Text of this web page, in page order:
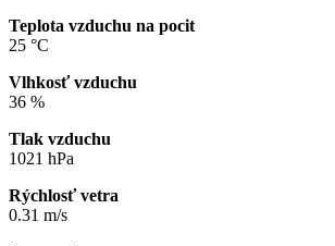
Teplota vzduchu na pocit
25 °C
Vlhkosť vzduchu
36 %
Tlak vzduchu
1021 hPa
Rýchlosť vetra
0.31 m/s